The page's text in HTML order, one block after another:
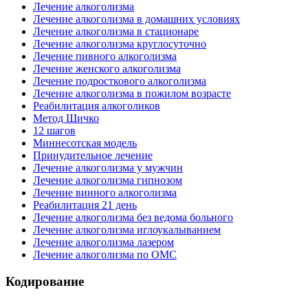
Лечение алкоголизма
Лечение алкоголизма в домашних условиях
Лечение алкоголизма в стационаре
Лечение алкоголизма круглосуточно
Лечение пивного алкоголизма
Лечение женского алкоголизма
Лечение подросткового алкоголизма
Лечение алкоголизма в пожилом возрасте
Реабилитация алкоголиков
Метод Шичко
12 шагов
Миннесотская модель
Принудительное лечение
Лечение алкоголизма у мужчин
Лечение алкоголизма гипнозом
Лечение винного алкоголизма
Реабилитация 21 день
Лечение алкоголизма без ведома больного
Лечение алкоголизма иглоукалыванием
Лечение алкоголизма лазером
Лечение алкоголизма по ОМС
Кодирование